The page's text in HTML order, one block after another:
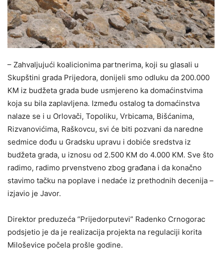
– Zahvaljujući koalicionima partnerima, koji su glasali u
Skupštini grada Prijedora, donijeli smo odluku da 200.000
KM iz budžeta grada bude usmjereno ka domaćinstvima
koja su bila zaplavljena. Između ostalog ta domaćinstva
nalaze se i u Orlovači, Topoliku, Vrbicama, Bišćanima,
Rizvanovićima, Raškovcu, svi će biti pozvani da naredne
sedmice dođu u Gradsku upravu i dobiće sredstva iz
budžeta grada, u iznosu od 2.500 KM do 4.000 KM. Sve što
radimo, radimo prvenstveno zbog građana i da konačno
stavimo tačku na poplave i nedaće iz prethodnih decenija –
izjavio je Javor.
Direktor preduzeća “Prijedorputevi” Radenko Crnogorac
podsjetio je da je realizacija projekta na regulaciji korita
Miloševice počela prošle godine.